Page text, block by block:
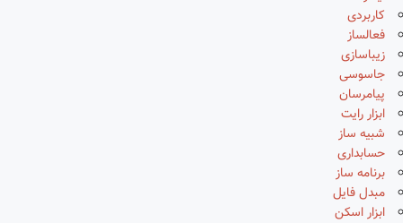
کاربردی
فعالساز
زیباسازی
جاسوسی
پیامرسان
ابزار رایت
شبیه ساز
حسابداری
برنامه ساز
مبدل فایل
ابزار اسکن